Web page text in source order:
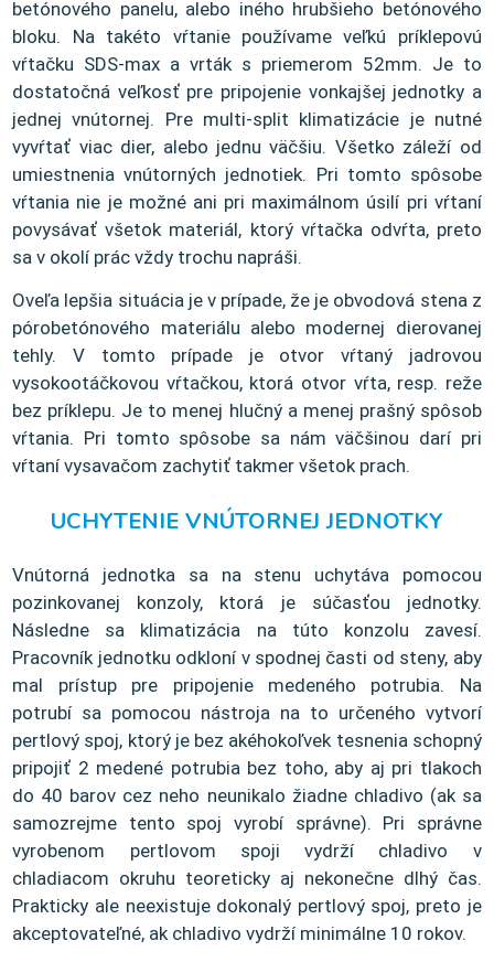
betónového panelu, alebo iného hrubšieho betónového
bloku. Na takéto vŕtanie používame veľkú príklepovú
vŕtačku SDS-max a vrták s priemerom 52mm. Je to
dostatočná veľkosť pre pripojenie vonkajšej jednotky a
jednej vnútornej. Pre multi-split klimatizácie je nutné
vyvŕtať viac dier, alebo jednu väčšiu. Všetko záleží od
umiestnenia vnútorných jednotiek. Pri tomto spôsobe
vŕtania nie je možné ani pri maximálnom úsilí pri vŕtaní
povysávať všetok materiál, ktorý vŕtačka odvŕta, preto
sa v okolí prác vždy trochu napráši.
Oveľa lepšia situácia je v prípade, že je obvodová stena z
pórobetónového materiálu alebo modernej dierovanej
tehly. V tomto prípade je otvor vŕtaný jadrovou
vysokootáčkovou vŕtačkou, ktorá otvor vŕta, resp. reže
bez príklepu. Je to menej hlučný a menej prašný spôsob
vŕtania. Pri tomto spôsobe sa nám väčšinou darí pri
vŕtaní vysavačom zachytiť takmer všetok prach.
UCHYTENIE VNÚTORNEJ JEDNOTKY
Vnútorná jednotka sa na stenu uchytáva pomocou
pozinkovanej konzoly, ktorá je súčasťou jednotky.
Následne sa klimatizácia na túto konzolu zavesí.
Pracovník jednotku odkloní v spodnej časti od steny, aby
mal prístup pre pripojenie medeného potrubia. Na
potrubí sa pomocou nástroja na to určeného vytvorí
pertlový spoj, ktorý je bez akéhokoľvek tesnenia schopný
pripojiť 2 medené potrubia bez toho, aby aj pri tlakoch
do 40 barov cez neho neunikalo žiadne chladivo (ak sa
samozrejme tento spoj vyrobí správne). Pri správne
vyrobenom pertlovom spoji vydrží chladivo v
chladiacom okruhu teoreticky aj nekonečne dlhý čas.
Prakticky ale neexistuje dokonalý pertlový spoj, preto je
akceptovateľné, ak chladivo vydrží minimálne 10 rokov.